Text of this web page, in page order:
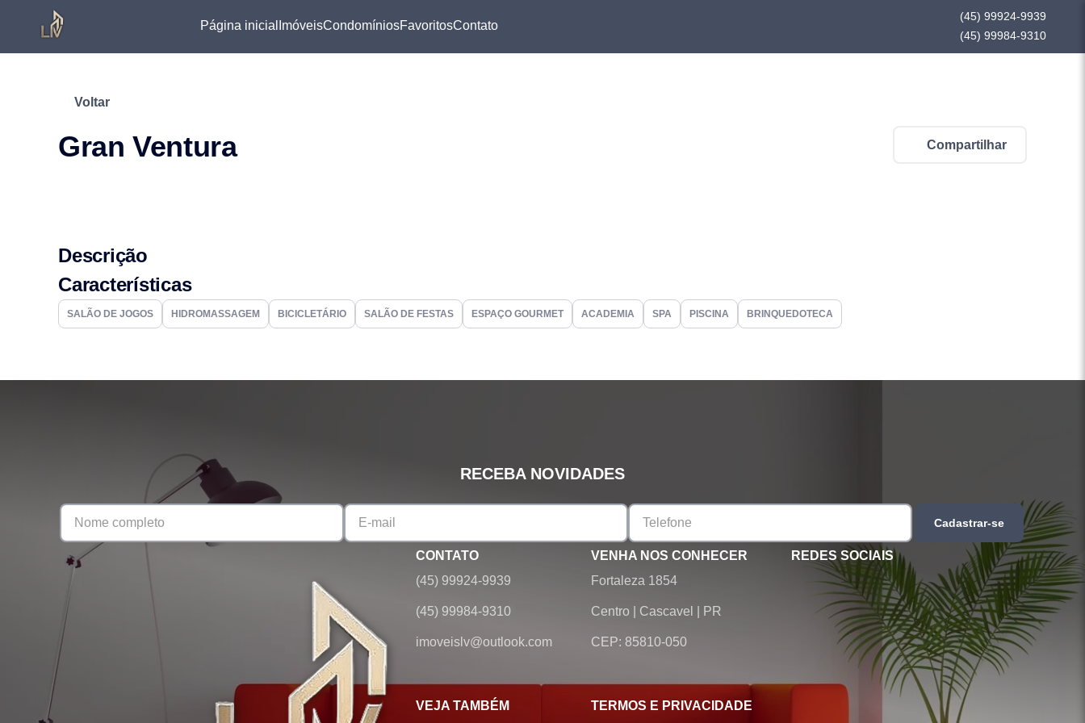
Página inicial ImóveisCondomíniosFavoritosContato
(45) 99924-9939
(45) 99984-9310
Voltar
Gran Ventura Compartilhar
Descrição
Características
SALÃO DE JOGOS HIDROMASSAGEM BICICLETÁRIO SALÃO DE FESTAS ESPAÇO GOURMET ACADEMIA SPA PISCINA BRINQUEDOTECA
RECEBA NOVIDADES
Cadastrar-se
CONTATO
(45) 99924-9939
(45) 99984-9310
imoveislv@outlook.com
VENHA NOS CONHECER
Fortaleza 1854
Centro Cascavel PR
CEP: 85810-050
REDES SOCIAIS
VEJA TAMBÉM TERMOS E PRIVACIDADE